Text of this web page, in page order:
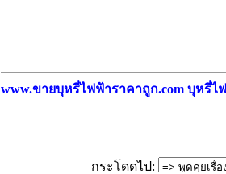
www.ขายบุหรี่ไฟฟ้าราคาถูก.com บุหรี่ไ
กระโดดไป: